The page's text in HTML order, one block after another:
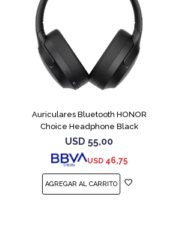
Auriculares Bluetooth HONOR
Choice Headphone Black
USD 55,00
USD 46,75